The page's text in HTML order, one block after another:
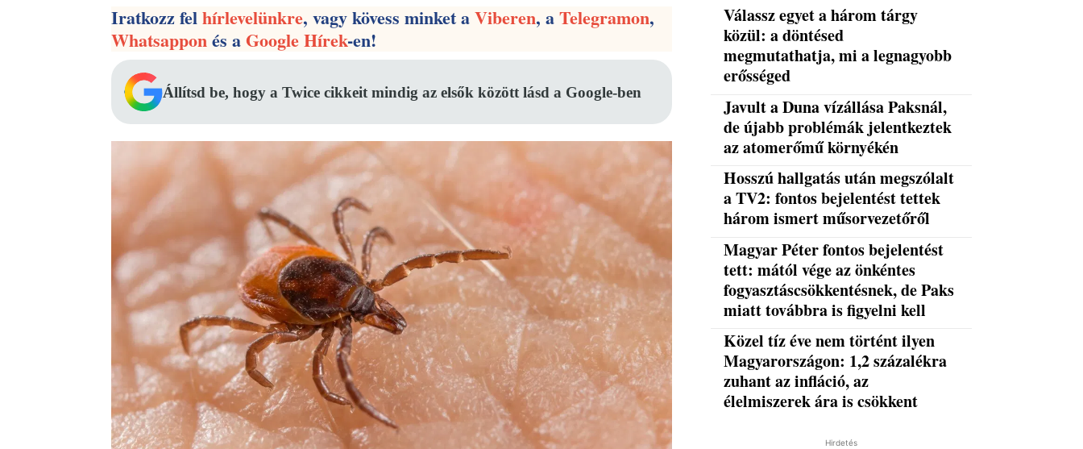
Iratkozz felhírlevelünkre, vagy kövess minket aViberen, aTelegramon,
Whatsapponés aGoogle Hírek-en!
Állítsd be, hogy a Twice cikkeit mindig az elsők között lásd a Google-ben
Válassz egyet a három tárgy
közül: a döntésed
megmutathatja, mi a legnagyobb
erősséged
Javult a Duna vízállása Paksnál,
de újabb problémák jelentkeztek
az atomerőmű környékén
Hosszú hallgatás után megszólalt
a TV2: fontos bejelentést tettek
három ismert műsorvezetőről
Magyar Péter fontos bejelentést
tett: mától vége az önkéntes
fogyasztáscsökkentésnek, de Paks
miatt továbbra is figyelni kell
Közel tíz éve nem történt ilyen
Magyarországon: 1,2 százalékra
zuhant az infláció, az
élelmiszerek ára is csökkent
Hirdetés